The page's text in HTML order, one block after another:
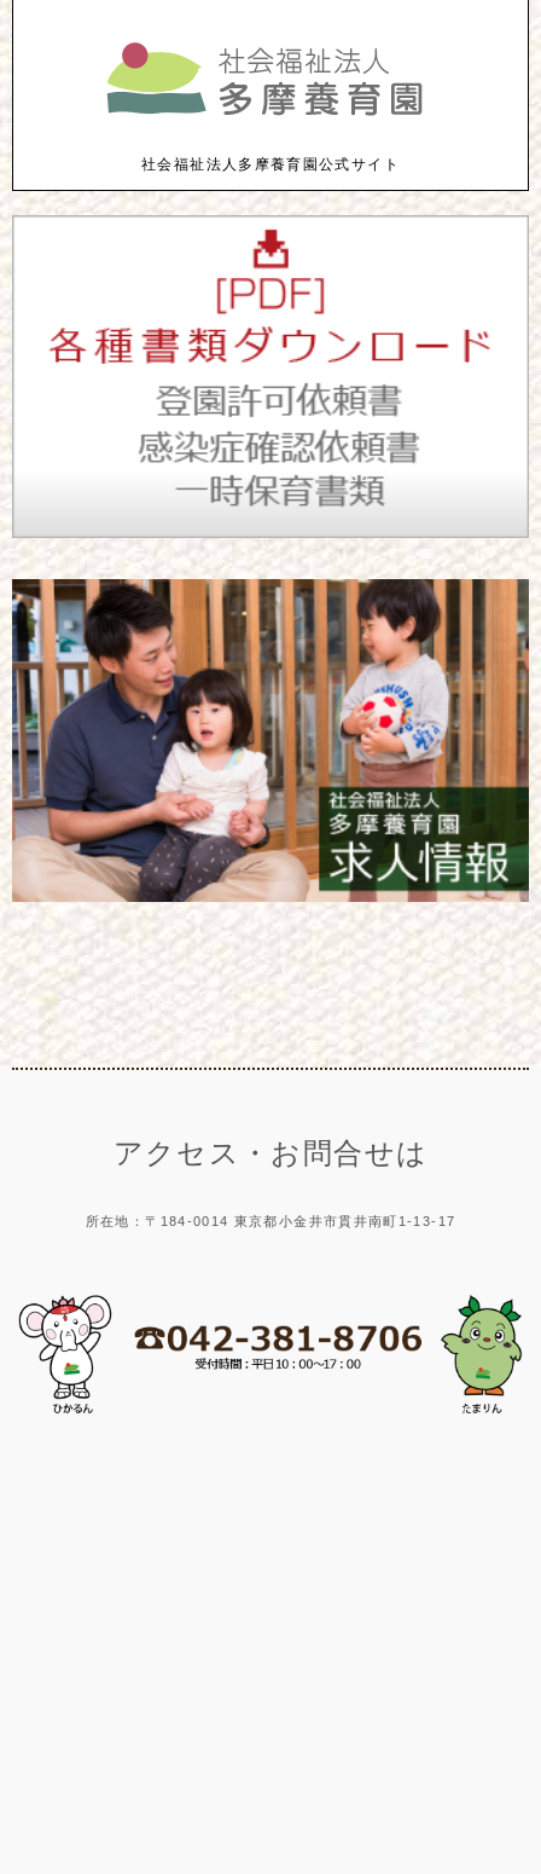
社会福祉法人多摩養育園公式サイト
アクセス・お問合せは
所在地：〒184-0014 東京都小金井市貫井南町1-13-17